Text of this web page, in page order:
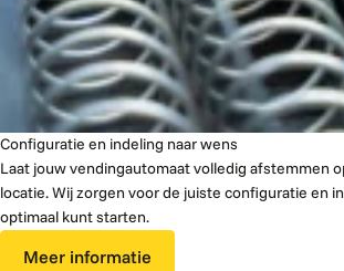
Configuratie en indeling naar wens
Laat jouw vendingautomaat volledig afstemmen
locatie. Wij zorgen voor de juiste configuratie en
optimaal kunt starten.
Meer informatie